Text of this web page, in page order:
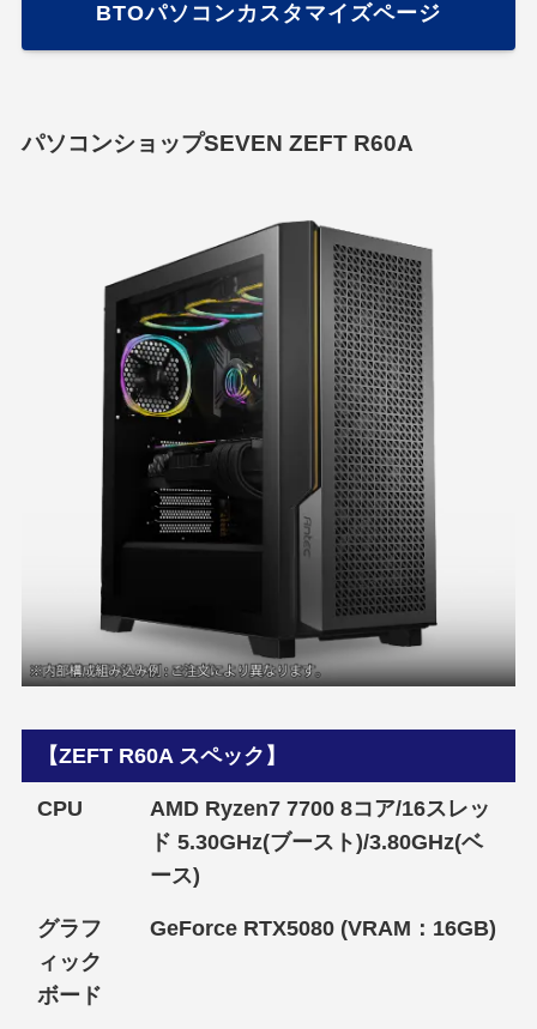
BTOパソコンカスタマイズページ
パソコンショップSEVEN ZEFT R60A
【ZEFT R60A スペック】
CPU
AMD Ryzen7 7700 8コア/16スレッ
ド 5.30GHz(ブースト)/3.80GHz(ベ
ース)
グラフ
ィック
ボード
GeForce RTX5080 (VRAM：16GB)